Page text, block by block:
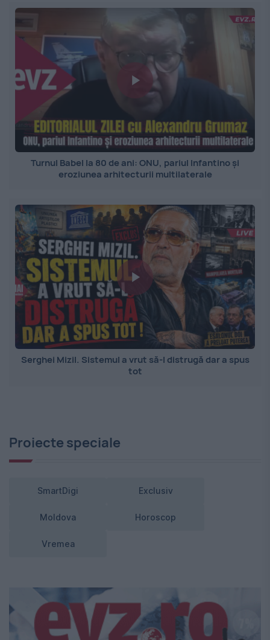
Turnul Babel la 80 de ani: ONU, pariul Infantino și
eroziunea arhitecturii multilaterale
Serghei Mizil. Sistemul a vrut să-l distrugă dar a spus
tot
Proiecte speciale
SmartDigi Exclusiv
Moldova Horoscop
Vremea